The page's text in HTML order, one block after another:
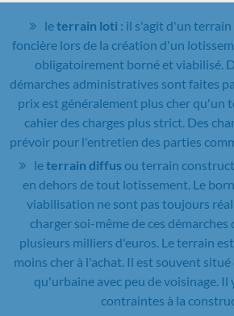
leterrain loti : il s'agit d'un
foncière lors de la création d'un
obligatoirement borné et viabilisé.
démarches administratives sont faites
prix est généralement plus cher qu'un
cahier des charges plus strict. Des
prévoir pour l'entretien des parties
leterrain diffusou terrain
en dehors de tout lotissement. Le
viabilisation ne sont pas toujours
charger soi-même de ces
plusieurs milliers d'euros. Le terrain
moins cher à l'achat. Il est souvent
qu'urbaine avec peu de voisinage. Il
contraintes à la